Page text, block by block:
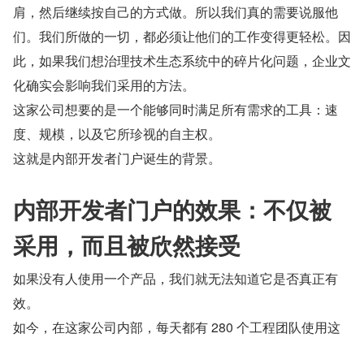
肩，然后继续按自己的方式做。所以我们真的需要说服他
们。我们所做的一切，都必须让他们的工作变得更轻松。因
此，如果我们想治理技术生态系统中的碎片化问题，企业文
化确实会影响我们采用的方法。
这家公司想要的是一个能够同时满足所有需求的工具：速
度、规模，以及它所珍视的自主权。
这就是内部开发者门户诞生的背景。
内部开发者门户的效果：不仅被
采用，而且被欣然接受
如果没有人使用一个产品，我们就无法知道它是否真正有
效。
如今，在这家公司内部，每天都有 280 个工程团队使用这